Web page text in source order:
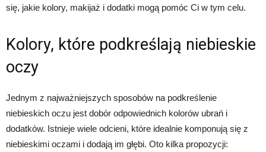
się, jakie kolory, makijaż i dodatki mogą pomóc Ci w tym celu.
Kolory, które podkreślają niebieskie
oczy
Jednym z najważniejszych sposobów na podkreślenie
niebieskich oczu jest dobór odpowiednich kolorów ubrań i
dodatków. Istnieje wiele odcieni, które idealnie komponują się z
niebieskimi oczami i dodają im głębi. Oto kilka propozycji: